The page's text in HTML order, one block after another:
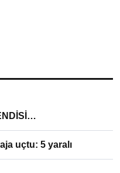
uçtu: 5 yaralı